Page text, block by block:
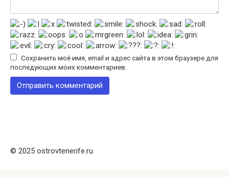
Сохранить моё имя, email и адрес сайта в этом браузере для
последующих моих комментариев.
© 2025 ostrovtenerife.ru